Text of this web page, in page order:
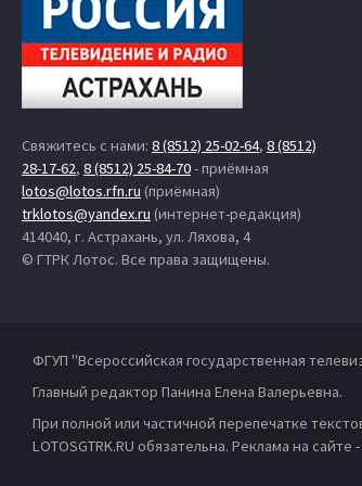
Свяжитесь с нами: 8 (8512) 25-02-64, 8 (8512)
28-17-62, 8 (8512) 25-84-70- приёмная
lotos@lotos.rfn.ru (приёмная)
trklotos@yandex.ru (интернет-редакция)
414040, г. Астрахань, ул. Ляхова, 4
© ГТРК Лотос. Все права защищены.
ФГУП "Всероссийская государственная
Главный редактор Панина Елена Валерьевна.
При полной или частичной перепечатке
LOTOSGTRK.RU обязательна. Реклама на